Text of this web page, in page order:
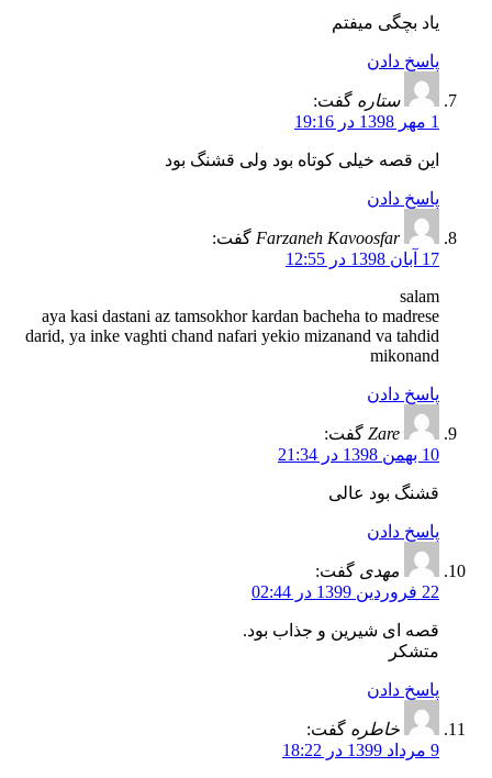
یاد بچگی میفتم
پاسخ دادن
ستاره گفت:
1 مهر 1398 در 19:16
این قصه خیلی کوتاه بود ولی قشنگ بود
پاسخ دادن
Farzaneh Kavoosfar گفت:
17 آبان 1398 در 12:55
salam
aya kasi dastani az tamsokhor kardan bacheha to madrese
darid, ya inke vaghti chand nafari yekio mizanand va tahdid
mikonand
پاسخ دادن
Zare گفت:
10 بهمن 1398 در 21:34
قشنگ بود عالی
پاسخ دادن
مهدی گفت:
22 فروردین 1399 در 02:44
قصه ای شیرین و جذاب بود.
متشکر
پاسخ دادن
خاطره گفت:
9 مرداد 1399 در 18:22